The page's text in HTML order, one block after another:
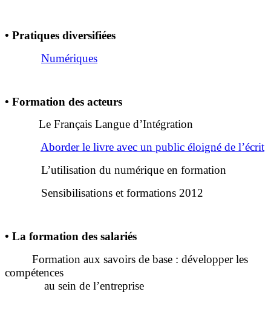
• Pratiques diversifiées
Numériques
• Formation des acteurs
Le Français Langue d’Intégration
Aborder le livre avec un public éloigné de l’écrit
L’utilisation du numérique en formation
Sensibilisations et formations 2012
• La formation des salariés
Formation aux savoirs de base : développer les
compétences
au sein de l’entreprise